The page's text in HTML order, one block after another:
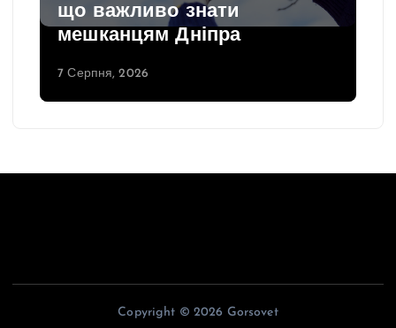
що важливо знати
мешканцям Дніпра
7 Серпня, 2026
Copyright © 2026 Gorsovet